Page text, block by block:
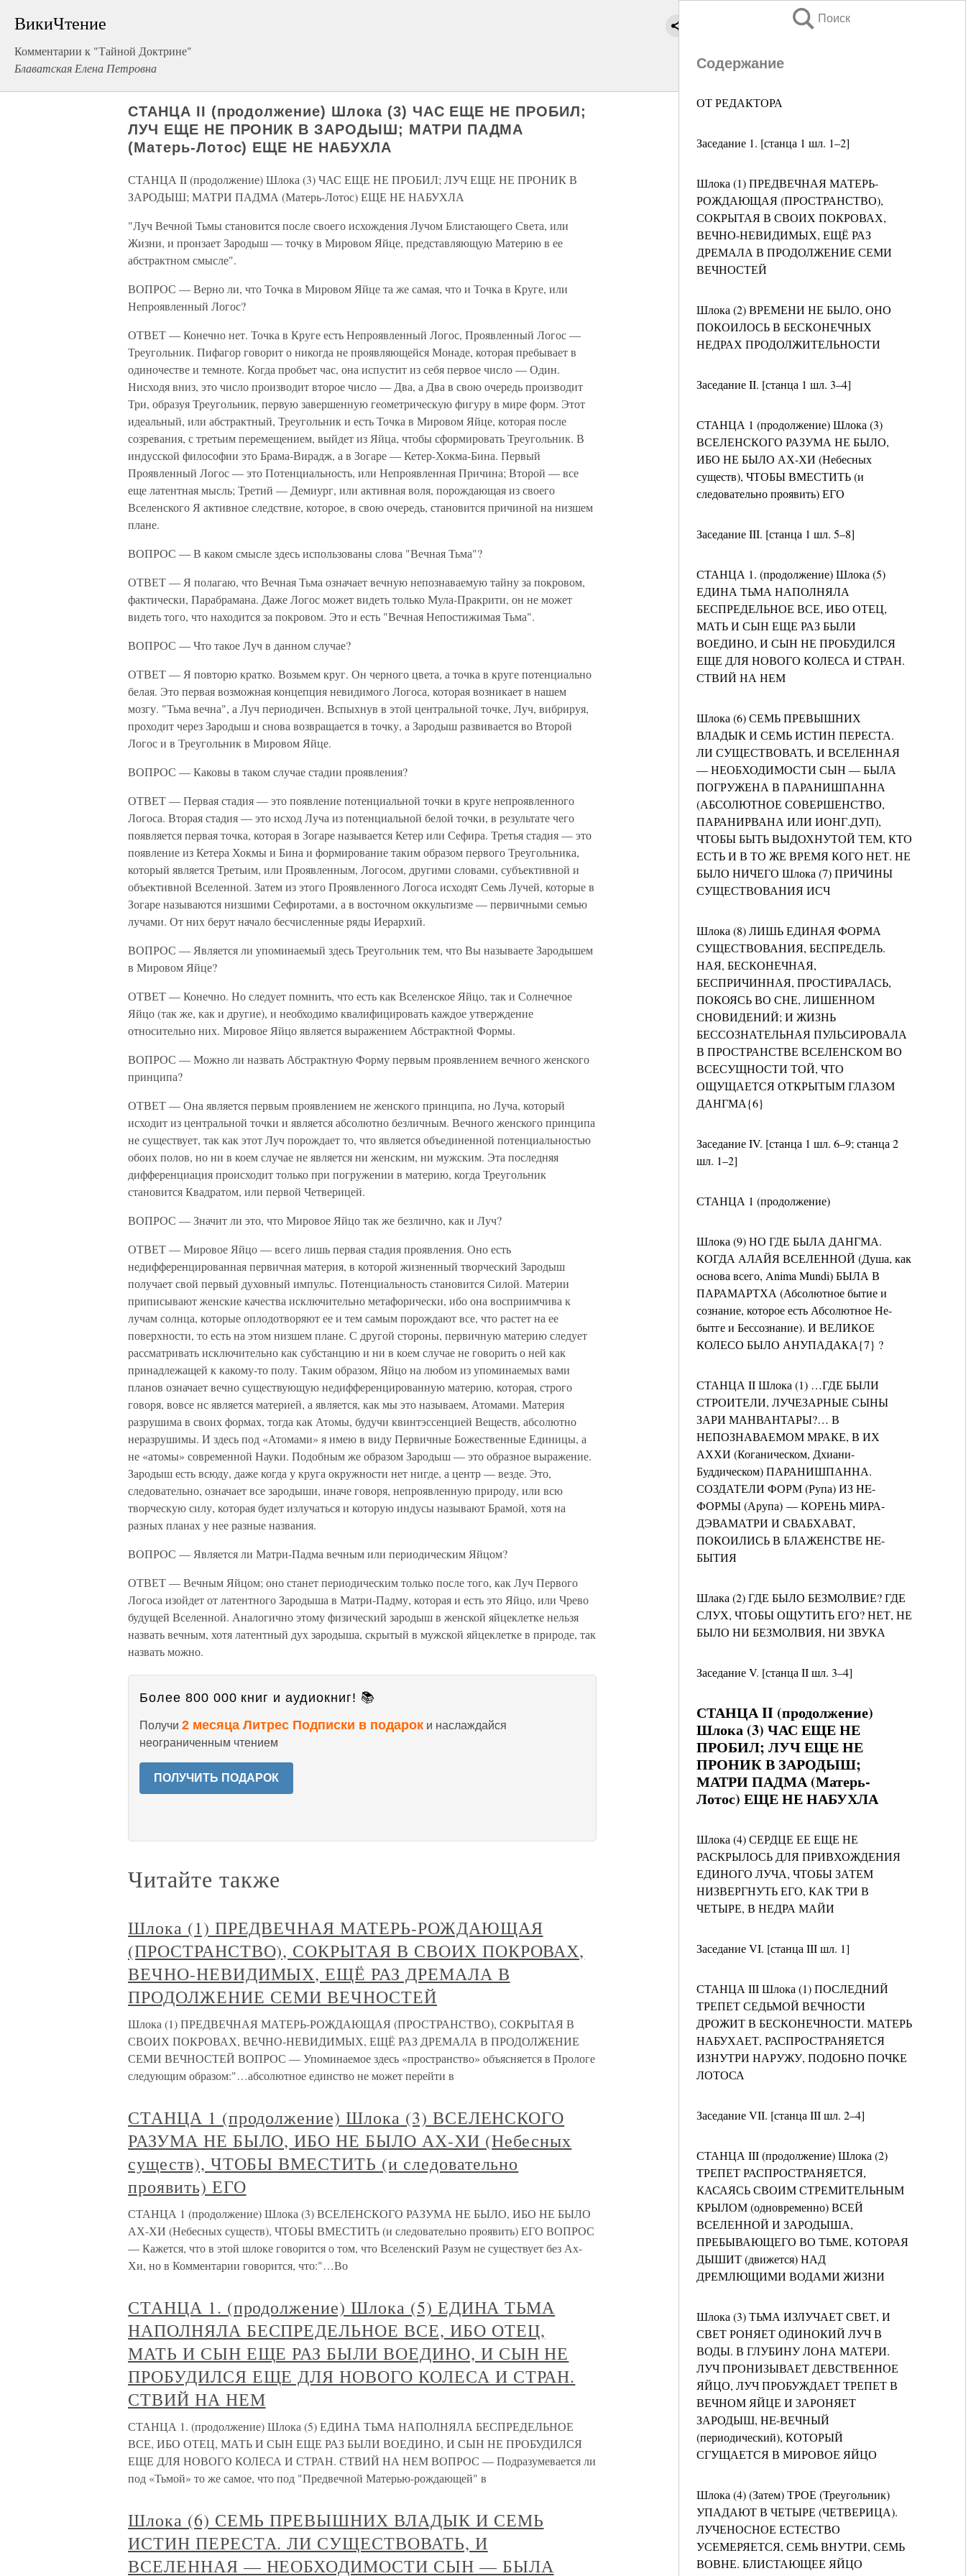
ВикиЧтение
Комментарии к "Тайной Доктрине"
Блаватская Елена Петровна
Поиск
Содержание
ОТ РЕДАКТОРА
Заседание 1. [станца 1 шл. 1–2]
Шлока (1) ПРЕДВЕЧНАЯ МАТЕРЬ-
РОЖДАЮЩАЯ (ПРОСТРАНСТВО),
СОКРЫТАЯ В СВОИХ ПОКРОВАХ,
ВЕЧНО-НЕВИДИМЫХ, ЕЩЁ РАЗ
ДРЕМАЛА В ПРОДОЛЖЕНИЕ СЕМИ
ВЕЧНОСТЕЙ
Шлока (2) ВРЕМЕНИ НЕ БЫЛО, ОНО
ПОКОИЛОСЬ В БЕСКОНЕЧНЫХ
НЕДРАХ ПРОДОЛЖИТЕЛЬНОСТИ
Заседание II. [станца 1 шл. 3–4]
СТАНЦА 1 (продолжение) Шлока (3)
ВСЕЛЕНСКОГО РАЗУМА НЕ БЫЛО,
ИБО НЕ БЫЛО АХ-ХИ (Небесных
существ), ЧТОБЫ ВМЕСТИТЬ (и
следовательно проявить) ЕГО
Заседание III. [станца 1 шл. 5–8]
СТАНЦА 1. (продолжение) Шлока (5)
ЕДИНА ТЬМА НАПОЛНЯЛА
БЕСПРЕДЕЛЬНОЕ ВСЕ, ИБО ОТЕЦ,
МАТЬ И СЫН ЕЩЕ РАЗ БЫЛИ
ВОЕДИНО, И СЫН НЕ ПРОБУДИЛСЯ
ЕЩЕ ДЛЯ НОВОГО КОЛЕСА И СТРАН.
СТВИЙ НА НЕМ
Шлока (6) СЕМЬ ПРЕВЫШНИХ
ВЛАДЫК И СЕМЬ ИСТИН ПЕРЕСТА.
ЛИ СУЩЕСТВОВАТЬ, И ВСЕЛЕННАЯ
— НЕОБХОДИМОСТИ СЫН — БЫЛА
ПОГРУЖЕНА В ПАРАНИШПАННА
(АБСОЛЮТНОЕ СОВЕРШЕНСТВО,
ПАРАНИРВАНА ИЛИ ИОНГ.ДУП),
ЧТОБЫ БЫТЬ ВЫДОХНУТОЙ ТЕМ, КТО
ЕСТЬ И В ТО ЖЕ ВРЕМЯ КОГО НЕТ. НЕ
БЫЛО НИЧЕГО Шлока (7) ПРИЧИНЫ
СУЩЕСТВОВАНИЯ ИСЧ
Шлока (8) ЛИШЬ ЕДИНАЯ ФОРМА
СУЩЕСТВОВАНИЯ, БЕСПРЕДЕЛЬ.
НАЯ, БЕСКОНЕЧНАЯ,
БЕСПРИЧИННАЯ, ПРОСТИРАЛАСЬ,
ПОКОЯСЬ ВО СНЕ, ЛИШЕННОМ
СНОВИДЕНИЙ; И ЖИЗНЬ
БЕССОЗНАТЕЛЬНАЯ ПУЛЬСИРОВАЛА
В ПРОСТРАНСТВЕ ВСЕЛЕНСКОМ ВО
ВСЕСУЩНОСТИ ТОЙ, ЧТО
ОЩУЩАЕТСЯ ОТКРЫТЫМ ГЛАЗОМ
ДАНГМА{6}
Заседание IV. [станца 1 шл. 6–9; станца 2
шл. 1–2]
СТАНЦА 1 (продолжение)
Шлока (9) НО ГДЕ БЫЛА ДАНГМА.
КОГДА АЛАЙЯ ВСЕЛЕННОЙ (Душа, как
основа всего, Anima Mundi) БЫЛА В
ПАРАМАРТХА (Абсолютное бытие и
сознание, которое есть Абсолютное Не-
бытге и Бессознание). И ВЕЛИКОЕ
КОЛЕСО БЫЛО АНУПАДАКА{7} ?
СТАНЦА II Шлока (1) …ГДЕ БЫЛИ
СТРОИТЕЛИ, ЛУЧЕЗАРНЫЕ СЫНЫ
ЗАРИ МАНВАНТАРЫ?… В
НЕПОЗНАВАЕМОМ МРАКЕ, В ИХ
АХХИ (Коганическом, Дхиани-
Буддическом) ПАРАНИШПАННА.
СОЗДАТЕЛИ ФОРМ (Рупа) ИЗ HE-
ФОРМЫ (Арупа) — КОРЕНЬ МИРА-
ДЭВАМАТРИ И СВАБХАВАТ,
ПОКОИЛИСЬ В БЛАЖЕНСТВЕ HE-
БЫТИЯ
Шлака (2) ГДЕ БЫЛО БЕЗМОЛВИЕ? ГДЕ
СЛУХ, ЧТОБЫ ОЩУТИТЬ ЕГО? НЕТ, НЕ
БЫЛО НИ БЕЗМОЛВИЯ, НИ ЗВУКА
Заседание V. [станца II шл. 3–4]
СТАНЦА II (продолжение)
Шлока (3) ЧАС ЕЩЕ НЕ
ПРОБИЛ; ЛУЧ ЕЩЕ НЕ
ПРОНИК В ЗАРОДЫШ;
МАТРИ ПАДМА (Матерь-
Лотос) ЕЩЕ НЕ НАБУХЛА
Шлока (4) СЕРДЦЕ ЕЕ ЕЩЕ НЕ
РАСКРЫЛОСЬ ДЛЯ ПРИВХОЖДЕНИЯ
ЕДИНОГО ЛУЧА, ЧТОБЫ ЗАТЕМ
НИЗВЕРГНУТЬ ЕГО, КАК ТРИ В
ЧЕТЫРЕ, В НЕДРА МАЙИ
Заседание VI. [станца III шл. 1]
СТАНЦА III Шлока (1) ПОСЛЕДНИЙ
ТРЕПЕТ СЕДЬМОЙ ВЕЧНОСТИ
ДРОЖИТ В БЕСКОНЕЧНОСТИ. МАТЕРЬ
НАБУХАЕТ, РАСПРОСТРАНЯЕТСЯ
ИЗНУТРИ НАРУЖУ, ПОДОБНО ПОЧКЕ
ЛОТОСА
Заседание VII. [станца III шл. 2–4]
СТАНЦА III (продолжение) Шлока (2)
ТРЕПЕТ РАСПРОСТРАНЯЕТСЯ,
КАСАЯСЬ СВОИМ СТРЕМИТЕЛЬНЫМ
КРЫЛОМ (одновременно) ВСЕЙ
ВСЕЛЕННОЙ И ЗАРОДЫША,
ПРЕБЫВАЮЩЕГО ВО ТЬМЕ, КОТОРАЯ
ДЫШИТ (движется) НАД
ДРЕМЛЮЩИМИ ВОДАМИ ЖИЗНИ
Шлока (3) ТЬМА ИЗЛУЧАЕТ СВЕТ, И
СВЕТ РОНЯЕТ ОДИНОКИЙ ЛУЧ В
ВОДЫ. В ГЛУБИНУ ЛОНА МАТЕРИ.
ЛУЧ ПРОНИЗЫВАЕТ ДЕВСТВЕННОЕ
ЯЙЦО, ЛУЧ ПРОБУЖДАЕТ ТРЕПЕТ В
ВЕЧНОМ ЯЙЦЕ И ЗАРОНЯЕТ
ЗАРОДЫШ, HE-ВЕЧНЫЙ
(периодический), КОТОРЫЙ
СГУЩАЕТСЯ В МИРОВОЕ ЯЙЦО
Шлока (4) (Затем) ТРОЕ (Треугольник)
УПАДАЮТ В ЧЕТЫРЕ (ЧЕТВЕРИЦА).
ЛУЧЕНОСНОЕ ЕСТЕСТВО
УСЕМЕРЯЕТСЯ, СЕМЬ ВНУТРИ, СЕМЬ
ВОВНЕ. БЛИСТАЮЩЕЕ ЯЙЦО
СТАНЦА II (продолжение) Шлока (3) ЧАС ЕЩЕ НЕ ПРОБИЛ;
ЛУЧ ЕЩЕ НЕ ПРОНИК В ЗАРОДЫШ; МАТРИ ПАДМА
(Матерь-Лотос) ЕЩЕ НЕ НАБУХЛА
СТАНЦА II (продолжение) Шлока (3) ЧАС ЕЩЕ НЕ ПРОБИЛ; ЛУЧ ЕЩЕ НЕ ПРОНИК В
ЗАРОДЫШ; МАТРИ ПАДМА (Матерь-Лотос) ЕЩЕ НЕ НАБУХЛА
"Луч Вечной Тьмы становится после своего исхождения Лучом Блистающего Света, или
Жизни, и пронзает Зародыш — точку в Мировом Яйце, представляющую Материю в ее
абстрактном смысле".
ВОПРОС — Верно ли, что Точка в Мировом Яйце та же самая, что и Точка в Круге, или
Непроявленный Логос?
ОТВЕТ — Конечно нет. Точка в Круге есть Непроявленный Логос, Проявленный Логос —
Треугольник. Пифагор говорит о никогда не проявляющейся Монаде, которая пребывает в
одиночестве и темноте. Когда пробьет час, она испустит из себя первое число — Один.
Нисходя вниз, это число производит второе число — Два, а Два в свою очередь производит
Три, образуя Треугольник, первую завершенную геометрическую фигуру в мире форм. Этот
идеальный, или абстрактный, Треугольник и есть Точка в Мировом Яйце, которая после
созревания, с третьим перемещением, выйдет из Яйца, чтобы сформировать Треугольник. В
индусской философии это Брама-Вирадж, а в Зогаре — Кетер-Хокма-Бина. Первый
Проявленный Логос — это Потенциальность, или Непроявленная Причина; Второй — все
еще латентная мысль; Третий — Демиург, или активная воля, порождающая из своего
Вселенского Я активное следствие, которое, в свою очередь, становится причиной на низшем
плане.
ВОПРОС — В каком смысле здесь использованы слова "Вечная Тьма"?
ОТВЕТ — Я полагаю, что Вечная Тьма означает вечную непознаваемую тайну за покровом,
фактически, Парабрамана. Даже Логос может видеть только Мула-Пракрити, он не может
видеть того, что находится за покровом. Это и есть "Вечная Непостижимая Тьма".
ВОПРОС — Что такое Луч в данном случае?
ОТВЕТ — Я повторю кратко. Возьмем круг. Он черного цвета, а точка в круге потенциально
белая. Это первая возможная концепция невидимого Логоса, которая возникает в нашем
мозгу. "Тьма вечна", а Луч периодичен. Вспыхнув в этой центральной точке, Луч, вибрируя,
проходит через Зародыш и снова возвращается в точку, а Зародыш развивается во Второй
Логос и в Треугольник в Мировом Яйце.
ВОПРОС — Каковы в таком случае стадии проявления?
ОТВЕТ — Первая стадия — это появление потенциальной точки в круге непроявленного
Логоса. Вторая стадия — это исход Луча из потенциальной белой точки, в результате чего
появляется первая точка, которая в Зогаре называется Кетер или Сефира. Третья стадия — это
появление из Кетера Хокмы и Бина и формирование таким образом первого Треугольника,
который является Третьим, или Проявленным, Логосом, другими словами, субъективной и
объективной Вселенной. Затем из этого Проявленного Логоса исходят Семь Лучей, которые в
Зогаре называются низшими Сефиротами, а в восточном оккультизме — первичными семью
лучами. От них берут начало бесчисленные ряды Иерархий.
ВОПРОС — Является ли упоминаемый здесь Треугольник тем, что Вы называете Зародышем
в Мировом Яйце?
ОТВЕТ — Конечно. Но следует помнить, что есть как Вселенское Яйцо, так и Солнечное
Яйцо (так же, как и другие), и необходимо квалифицировать каждое утверждение
относительно них. Мировое Яйцо является выражением Абстрактной Формы.
ВОПРОС — Можно ли назвать Абстрактную Форму первым проявлением вечного женского
принципа?
ОТВЕТ — Она является первым проявлением не женского принципа, но Луча, который
исходит из центральной точки и является абсолютно безличным. Вечного женского принципа
не существует, так как этот Луч порождает то, что является объединенной потенциальностью
обоих полов, но ни в коем случае не является ни женским, ни мужским. Эта последняя
дифференциация происходит только при погружении в материю, когда Треугольник
становится Квадратом, или первой Четверицей.
ВОПРОС — Значит ли это, что Мировое Яйцо так же безлично, как и Луч?
ОТВЕТ — Мировое Яйцо — всего лишь первая стадия проявления. Оно есть
недифференцированная первичная материя, в которой жизненный творческий Зародыш
получает свой первый духовный импульс. Потенциальность становится Силой. Материи
приписывают женские качества исключительно метафорически, ибо она восприимчива к
лучам солнца, которые оплодотворяют ее и тем самым порождают все, что растет на ее
поверхности, то есть на этом низшем плане. С другой стороны, первичную материю следует
рассматривать исключительно как субстанцию и ни в коем случае не говорить о ней как
принадлежащей к какому-то полу. Таким образом, Яйцо на любом из упоминаемых вами
планов означает вечно существующую недифференцированную материю, которая, строго
говоря, вовсе нс является материей, а является, как мы это называем, Атомами. Материя
разрушима в своих формах, тогда как Атомы, будучи квинтэссенцией Веществ, абсолютно
неразрушимы. И здесь под «Атомами» я имею в виду Первичные Божественные Единицы, а
не «атомы» современной Науки. Подобным же образом Зародыш — это образное выражение.
Зародыш есть всюду, даже когда у круга окружности нет нигде, а центр — везде. Это,
следовательно, означает все зародыши, иначе говоря, непроявленную природу, или всю
творческую силу, которая будет излучаться и которую индусы называют Брамой, хотя на
разных планах у нее разные названия.
ВОПРОС — Является ли Матри-Падма вечным или периодическим Яйцом?
ОТВЕТ — Вечным Яйцом; оно станет периодическим только после того, как Луч Первого
Логоса изойдет от латентного Зародыша в Матри-Падму, которая и есть это Яйцо, или Чрево
будущей Вселенной. Аналогично этому физический зародыш в женской яйцеклетке нельзя
назвать вечным, хотя латентный дух зародыша, скрытый в мужской яйцеклетке в природе, так
назвать можно.
Более 800 000 книг и аудиокниг! 📚
Получи 2 месяца Литрес Подписки в подарок и наслаждайся
неограниченным чтением
ПОЛУЧИТЬ ПОДАРОК
Читайте также
Шлока (1) ПРЕДВЕЧНАЯ МАТЕРЬ-РОЖДАЮЩАЯ
(ПРОСТРАНСТВО), СОКРЫТАЯ В СВОИХ ПОКРОВАХ,
ВЕЧНО-НЕВИДИМЫХ, ЕЩЁ РАЗ ДРЕМАЛА В
ПРОДОЛЖЕНИЕ СЕМИ ВЕЧНОСТЕЙ
Шлока (1) ПРЕДВЕЧНАЯ МАТЕРЬ-РОЖДАЮЩАЯ (ПРОСТРАНСТВО), СОКРЫТАЯ В
СВОИХ ПОКРОВАХ, ВЕЧНО-НЕВИДИМЫХ, ЕЩЁ РАЗ ДРЕМАЛА В ПРОДОЛЖЕНИЕ
СЕМИ ВЕЧНОСТЕЙ ВОПРОС — Упоминаемое здесь «пространство» объясняется в Прологе
следующим образом:"…абсолютное единство не может перейти в
СТАНЦА 1 (продолжение) Шлока (3) ВСЕЛЕНСКОГО
РАЗУМА НЕ БЫЛО, ИБО НЕ БЫЛО АХ-ХИ (Небесных
существ), ЧТОБЫ ВМЕСТИТЬ (и следовательно
проявить) ЕГО
СТАНЦА 1 (продолжение) Шлока (3) ВСЕЛЕНСКОГО РАЗУМА НЕ БЫЛО, ИБО НЕ БЫЛО
АХ-ХИ (Небесных существ), ЧТОБЫ ВМЕСТИТЬ (и следовательно проявить) ЕГО ВОПРОС
— Кажется, что в этой шлоке говорится о том, что Вселенский Разум не существует без Ах-
Хи, но в Комментарии говорится, что:"…Во
СТАНЦА 1. (продолжение) Шлока (5) ЕДИНА ТЬМА
НАПОЛНЯЛА БЕСПРЕДЕЛЬНОЕ ВСЕ, ИБО ОТЕЦ,
МАТЬ И СЫН ЕЩЕ РАЗ БЫЛИ ВОЕДИНО, И СЫН НЕ
ПРОБУДИЛСЯ ЕЩЕ ДЛЯ НОВОГО КОЛЕСА И СТРАН.
СТВИЙ НА НЕМ
СТАНЦА 1. (продолжение) Шлока (5) ЕДИНА ТЬМА НАПОЛНЯЛА БЕСПРЕДЕЛЬНОЕ
ВСЕ, ИБО ОТЕЦ, МАТЬ И СЫН ЕЩЕ РАЗ БЫЛИ ВОЕДИНО, И СЫН НЕ ПРОБУДИЛСЯ
ЕЩЕ ДЛЯ НОВОГО КОЛЕСА И СТРАН. СТВИЙ НА НЕМ ВОПРОС — Подразумевается ли
под «Тьмой» то же самое, что под "Предвечной Матерью-рождающей" в
Шлока (6) СЕМЬ ПРЕВЫШНИХ ВЛАДЫК И СЕМЬ
ИСТИН ПЕРЕСТА. ЛИ СУЩЕСТВОВАТЬ, И
ВСЕЛЕННАЯ — НЕОБХОДИМОСТИ СЫН — БЫЛА